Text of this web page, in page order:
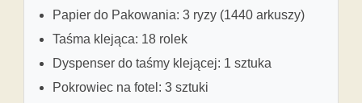
Papier do Pakowania: 3 ryzy (1440 arkuszy)
Taśma klejąca: 18 rolek
Dyspenser do taśmy klejącej: 1 sztuka
Pokrowiec na fotel: 3 sztuki